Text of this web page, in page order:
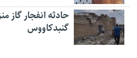
حادثه انفجار گاز
گنبدکاووس